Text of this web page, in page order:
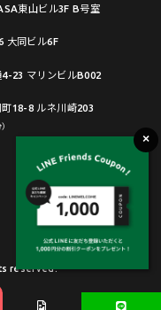
東山ビル3F B号室
大同ビル6F
23 マリンビルB002
18-8 ルネ川崎203
reserved.